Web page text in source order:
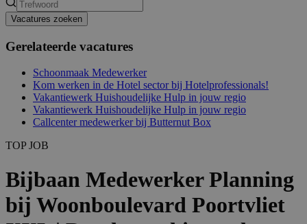
Vacatures zoeken
Gerelateerde vacatures
Schoonmaak Medewerker
Kom werken in de Hotel sector bij Hotelprofessionals!
Vakantiewerk Huishoudelijke Hulp in jouw regio
Vakantiewerk Huishoudelijke Hulp in jouw regio
Callcenter medewerker bij Butternut Box
TOP JOB
Bijbaan Medewerker Planning
bij Woonboulevard Poortvliet